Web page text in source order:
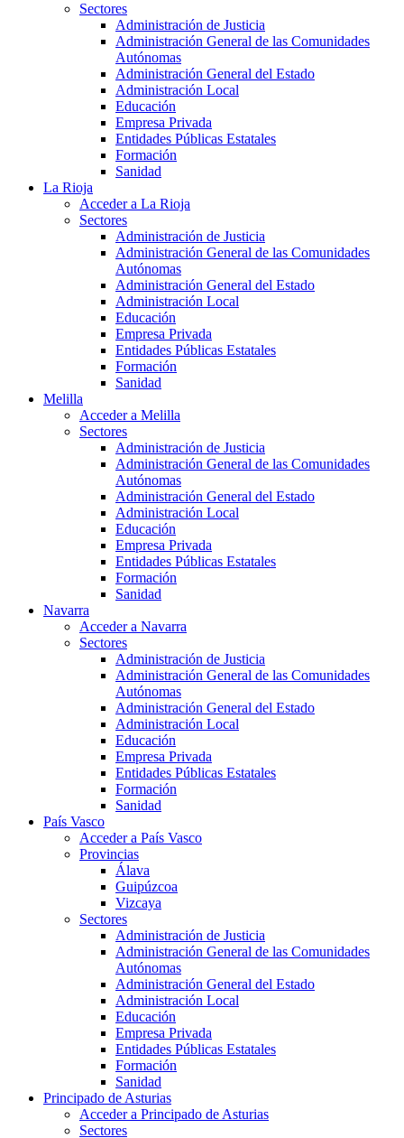
Sectores
Administración de Justicia
Administración General de las Comunidades
Autónomas
Administración General del Estado
Administración Local
Educación
Empresa Privada
Entidades Públicas Estatales
Formación
Sanidad
La Rioja
Acceder a La Rioja
Sectores
Administración de Justicia
Administración General de las Comunidades
Autónomas
Administración General del Estado
Administración Local
Educación
Empresa Privada
Entidades Públicas Estatales
Formación
Sanidad
Melilla
Acceder a Melilla
Sectores
Administración de Justicia
Administración General de las Comunidades
Autónomas
Administración General del Estado
Administración Local
Educación
Empresa Privada
Entidades Públicas Estatales
Formación
Sanidad
Navarra
Acceder a Navarra
Sectores
Administración de Justicia
Administración General de las Comunidades
Autónomas
Administración General del Estado
Administración Local
Educación
Empresa Privada
Entidades Públicas Estatales
Formación
Sanidad
País Vasco
Acceder a País Vasco
Provincias
Álava
Guipúzcoa
Vizcaya
Sectores
Administración de Justicia
Administración General de las Comunidades
Autónomas
Administración General del Estado
Administración Local
Educación
Empresa Privada
Entidades Públicas Estatales
Formación
Sanidad
Principado de Asturias
Acceder a Principado de Asturias
Sectores